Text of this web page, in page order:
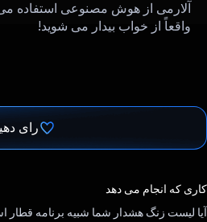
آلارمی از هوش مصنوعی استفاده
واقعاً از خواب بیدار می شوید!
رای
کاری که انجام می دهد
آیا لیست زنگ هشدار شما شبیه برنامه قطار